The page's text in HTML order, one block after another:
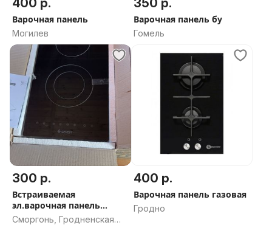
400 р.
Варочная панель
Могилев
350 р.
Варочная панель бу
Гомель
300 р.
Встраиваемая
эл.варочная панель
GEFEST ПВЭ 4002 К5
Сморгонь, Гродненская
400 р.
Варочная панель газовая
Гродно